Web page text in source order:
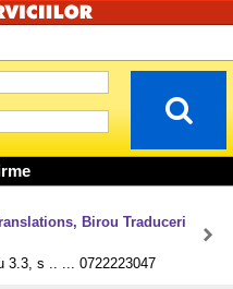
Birou Traduceri
3.3, s .. ... 0722223047